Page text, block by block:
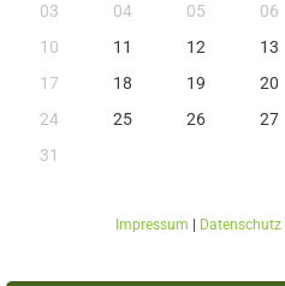
03
04 05 06
10
11 12 13
17
18 19 20
24
25 26 27
31
Impressum Datenschutz|